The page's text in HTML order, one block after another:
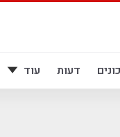
דעות עוד